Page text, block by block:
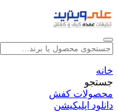
خانه
جستجو
محصولات کفش
دانلود اپلیکیشن